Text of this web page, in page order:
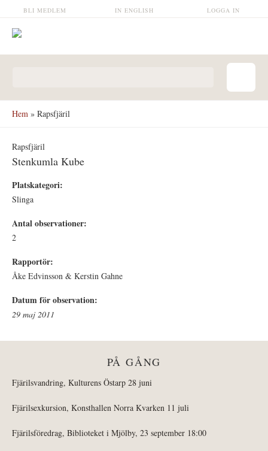
Hoppa till huvudinnehåll LOGGA IN
IN ENGLISH
BLI MEDLEM
Hem » Rapsfjäril
Rapsfjäril
Stenkumla Kube
Platskategori:
Slinga
Antal observationer:
2
Rapportör:
Åke Edvinsson & Kerstin Gahne
Datum för observation:
29 maj 2011
PÅ GÅNG
Fjärilsvandring, Kulturens Östarp 28 juni
Fjärilsexkursion, Konsthallen Norra Kvarken 11 juli
Fjärilsföredrag, Biblioteket i Mjölby, 23 september 18:00